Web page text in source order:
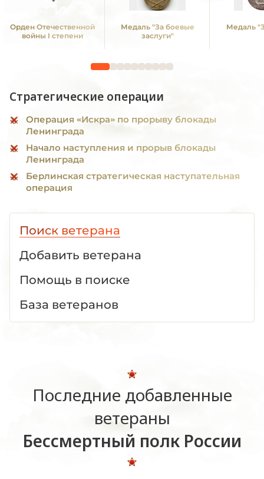
Орден Отечественной
войны I степени
Медаль "За боевые
заслуги"
Медаль
Стратегические операции
Операция «Искра» по прорыву блокады
Ленинграда
Начало наступления и прорыв блокады
Ленинграда
Берлинская стратегическая наступательная
операция
Поиск ветерана
Добавить ветерана
Помощь в поиске
База ветеранов
Последние добавленные
ветераны
Бессмертный полк России